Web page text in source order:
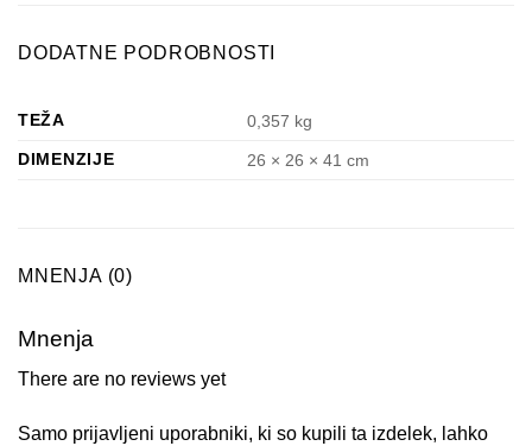
DODATNE PODROBNOSTI
TEŽA
0,357 kg
DIMENZIJE
26 × 26 × 41 cm
MNENJA (0)
Mnenja
There are no reviews yet
Samo prijavljeni uporabniki, ki so kupili ta izdelek, lahko